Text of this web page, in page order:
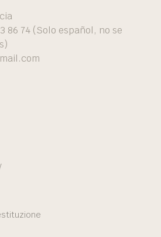
86 74 (Solo español, no se